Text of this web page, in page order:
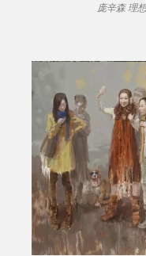
庞辛森 理